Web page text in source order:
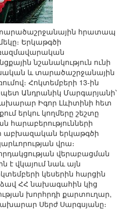
հրատապ
Երկաթգծի
նշանակություն ունի
և տարածաշրջանային
Հոկտեմբերի 13-ին
Անդրանիկ Մարգարյանի՝
Իգոր Լևիտինի հետ
երկու կողմերը շեշտը
հարաբերությունների
աբխազական երկաթգծի
վրա։
վերաբացման
է վկայում նաև այն
կեսերին հարցին
ՀՀ նախագահին կից
խորհրդի քարտուղար,
Սերժ Սարգսյանը։